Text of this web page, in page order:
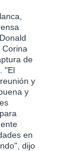
de
"El
y
y
en
dijo